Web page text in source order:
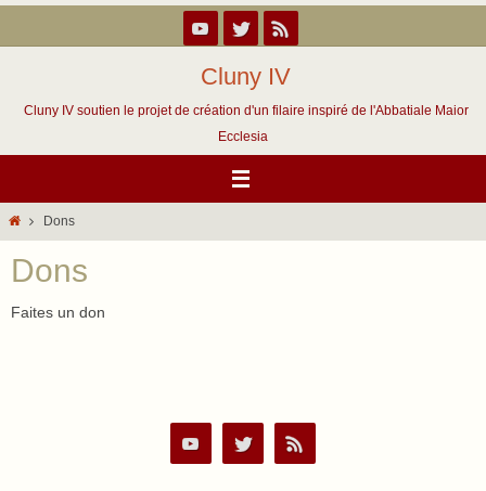
vers
Cluny IV
Cluny IV soutien le projet de création d'un filaire inspiré de l'Abbatiale Maior
Ecclesia
HomeDons
Dons
Faites un don